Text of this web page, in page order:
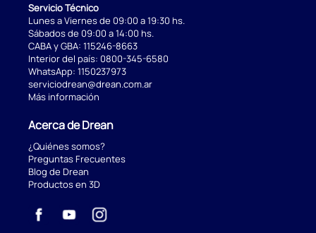
Servicio Técnico
Lunes a Viernes de 09:00 a 19:30 hs.
Sábados de 09:00 a 14:00 hs.
CABA y GBA: 115246-8663
Interior del país: 0800-345-6580
WhatsApp: 1150237973
serviciodrean@drean.com.ar
Más información
Acerca de Drean
¿Quiénes somos?
Preguntas Frecuentes
Blog de Drean
Productos en 3D